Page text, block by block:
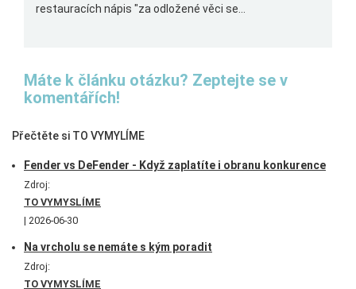
restauracích nápis "za odložené věci se...
Máte k článku otázku? Zeptejte se v
komentářích!
Přečtěte si TO VYMYLÍME
Fender vs DeFender - Když zaplatíte i obranu konkurence
Zdroj:
TO VYMYSLÍME
2026-06-30
Na vrcholu se nemáte s kým poradit
Zdroj:
TO VYMYSLÍME